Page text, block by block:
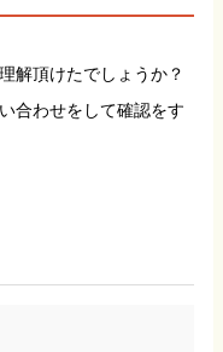
解頂けたでしょうか？
合わせをして確認をす